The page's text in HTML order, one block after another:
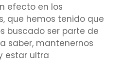
efecto en los
que hemos tenido que
buscado ser parte de
saber, mantenernos
estar ultra